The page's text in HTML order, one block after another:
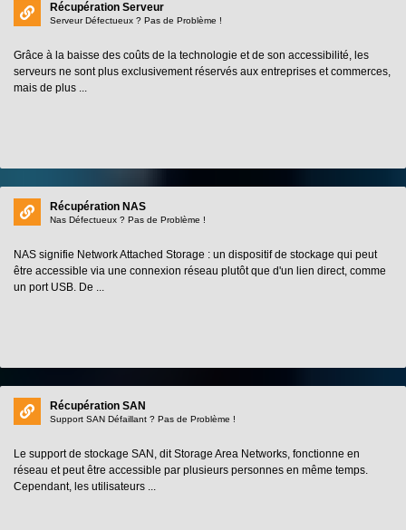
Récupération Serveur
Serveur Défectueux ? Pas de Problème !
Grâce à la baisse des coûts de la technologie et de son accessibilité, les
serveurs ne sont plus exclusivement réservés aux entreprises et commerces,
mais de plus ...
Récupération NAS
Nas Défectueux ? Pas de Problème !
NAS signifie Network Attached Storage : un dispositif de stockage qui peut
être accessible via une connexion réseau plutôt que d'un lien direct, comme
un port USB. De ...
Récupération SAN
Support SAN Défaillant ? Pas de Problème !
Le support de stockage SAN, dit Storage Area Networks, fonctionne en
réseau et peut être accessible par plusieurs personnes en même temps.
Cependant, les utilisateurs ...